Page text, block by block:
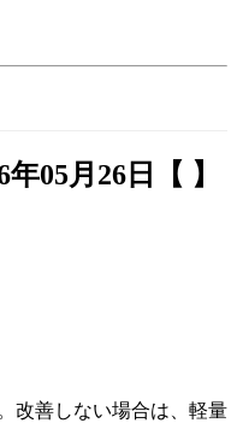
05月26日【 】
改善しない場合は、軽量